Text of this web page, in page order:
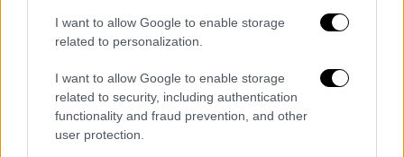
I want to allow Google to enable storage
related to personalization.
I want to allow Google to enable storage
related to security, including authentication
functionality and fraud prevention, and other
user protection.